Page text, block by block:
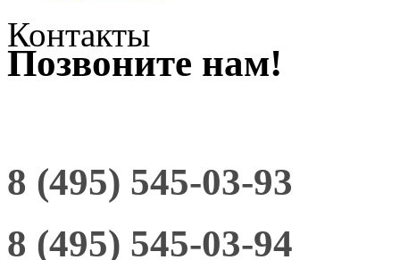
Контакты
Позвоните нам!
8 (495) 545-03-93
8 (495) 545-03-94